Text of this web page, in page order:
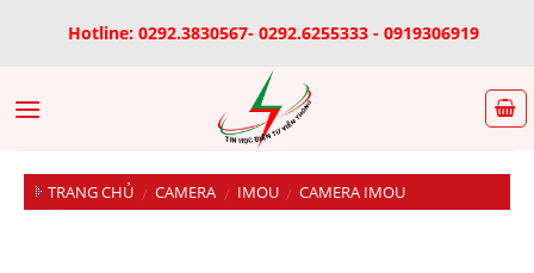
Hotline: 0292.3830567- 0292.6255333 - 0919306919
TRANG CHỦ / CAMERA / IMOU / CAMERA IMOU